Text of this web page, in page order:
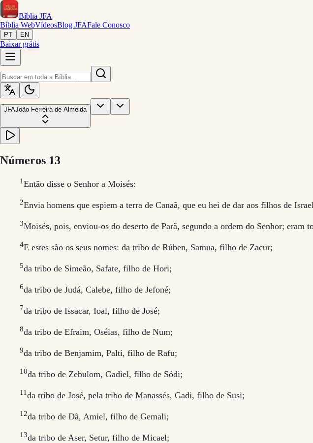
Bíblia JFA
Bíblia WebVídeosBlog JFAFale Conosco
PT EN
Baixar grátis
JFAJoão Ferreira de Almeida
Números 13
1Então disse o Senhor a Moisés:
2Envia homens que espiem a terra de Canaã, que eu hei de dar aos filhos de
3Moisés, pois, enviou-os do deserto de Parã, segundo a ordem do Senhor; eram
4E estes são os seus nomes: da tribo de Rúben, Samua, filho de Zacur;
5da tribo de Simeão, Safate, filho de Hori;
6da tribo de Judá, Calebe, filho de Jefoné;
7da tribo de Issacar, Ioal, filho de José;
8da tribo de Efraim, Oséias, filho de Num;
9da tribo de Benjamim, Palti, filho de Rafu;
10da tribo de Zebulom, Gadiel, filho de Sódi;
11da tribo de José, pela tribo de Manassés, Gadi, filho de Susi;
12da tribo de Dã, Amiel, filho de Gemali;
13da tribo de Aser, Setur, filho de Micael;